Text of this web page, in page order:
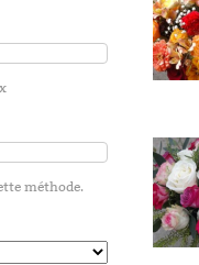
méthode.
€
Diane
€ TTC